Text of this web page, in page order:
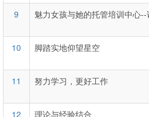
9
魅力女孩与她的托管培训中心
10
脚踏实地仰望星空
11
努力学习，更好工作
12
理论与经验结合